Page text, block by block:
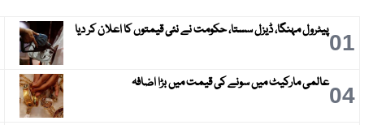
01پیٹرول مہنگا، ڈیزل سستا، حکومت نے نئی قیمتوں کا اعلان کر دیا
04عالمی مارکیٹ میں سونے کی قیمت میں بڑا اضافہ